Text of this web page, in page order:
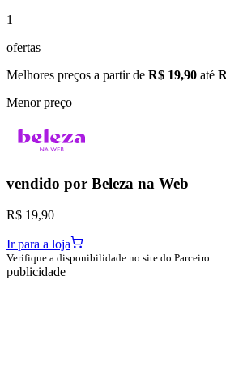
1
ofertas
Melhores preços a partir de R$ 19,90 até
Menor preço
vendido por Beleza na Web
R$ 19,90
Ir para a loja
Verifique a disponibilidade no site do Parceiro.
publicidade